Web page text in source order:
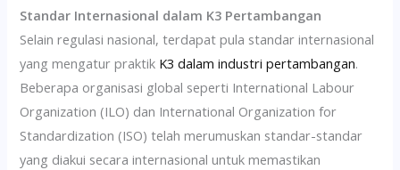
Standar Internasional dalam K3 Pertambangan
Selain regulasi nasional, terdapat pula standar internasional
yang mengatur praktik K3 dalam industri pertambangan.
Beberapa organisasi global seperti International Labour
Organization (ILO) dan International Organization for
Standardization (ISO) telah merumuskan standar-standar
yang diakui secara internasional untuk memastikan